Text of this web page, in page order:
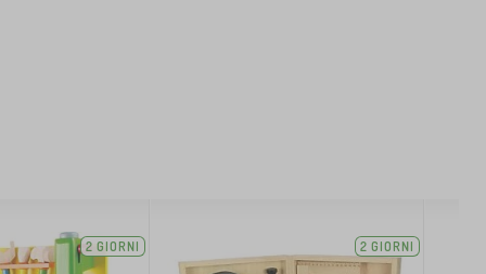
2 GIORNI 2 GIORNI